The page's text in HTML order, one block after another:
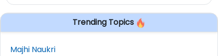
Trending Topics
Majhi Naukri